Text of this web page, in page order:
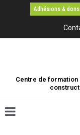
Adhésions & dons
Centre de formation